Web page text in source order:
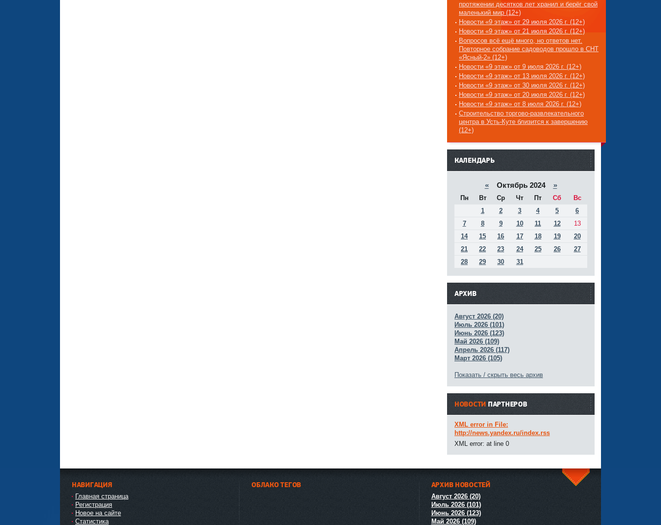
протяжении десятков лет хранил и берёг свой
маленький мир (12+)
Новости «9 этаж» от 29 июля 2026 г. (12+)
Новости «9 этаж» от 21 июля 2026 г. (12+)
Вопросов всё ещё много, но ответов нет.
Повторное собрание садоводов прошло в СНТ
«Ясный-2» (12+)
Новости «9 этаж» от 9 июля 2026 г. (12+)
Новости «9 этаж» от 13 июля 2026 г. (12+)
Новости «9 этаж» от 30 июля 2026 г. (12+)
Новости «9 этаж» от 20 июля 2026 г. (12+)
Новости «9 этаж» от 8 июля 2026 г. (12+)
Строительство торгово-развлекательного
центра в Усть-Куте близится к завершению
(12+)
------
КАЛЕНДАРЬ
«Октябрь 2024 »
Пн Вт Ср Чт Пт Сб
Вс
1
2 3 4 5
6
7
8 9 10 11 12
13
14
15 16 17 18 19
20
21
22 23 24 25 26
27
28
29 30 31
АРХИВ
Август 2026 (20)
Июль 2026 (101)
Июнь 2026 (123)
Май 2026 (109)
Апрель 2026 (117)
Март 2026 (105)
Показать / скрыть весь архив
НОВОСТИ ПАРТНЕРОВ
XML error in File:
http://news.yandex.ru/index.rss
XML error: at line 0
НАВИГАЦИЯ
Главная страница
Регистрация
Новое на сайте
Статистика
ОБЛАКО ТЕГОВ АРХИВ НОВОСТЕЙ
Август 2026 (20)
Июль 2026 (101)
Июнь 2026 (123)
Май 2026 (109)